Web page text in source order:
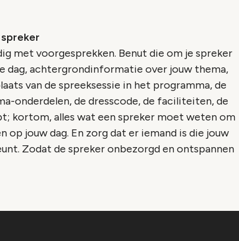
met voorgesprekken. Benut die om je spreker
dag, achtergrondinformatie over jouw thema,
van de spreeksessie in het programma, de
onderdelen, de dresscode, de faciliteiten, de
kortom, alles wat een spreker moet weten om
op jouw dag. En zorg dat er iemand is die jouw
Zodat de spreker onbezorgd en ontspannen